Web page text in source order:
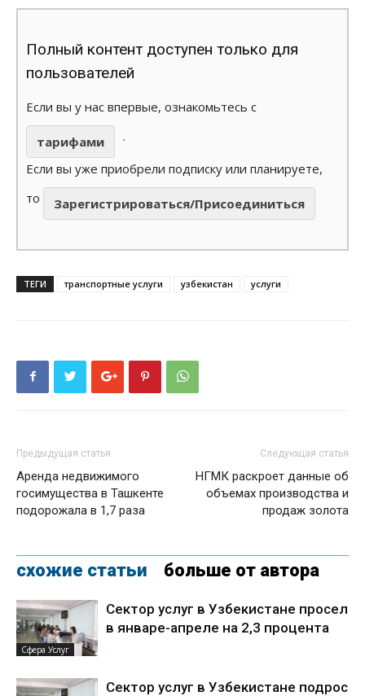
Полный контент доступен только для
пользователей
Если вы у нас впервые, ознакомьтесь с
тарифами
.
Если вы уже приобрели подписку или планируете,
то
Зарегистрироваться/Присоединиться
ТЕГИ транспортные услуги узбекистан услуги
Предыдущая статья
Аренда недвижимого
госимущества в Ташкенте
подорожала в 1,7 раза
Следующая статья
НГМК раскроет данные об
объемах производства и
продаж золота
схожие статьи больше от автора
Сфера Услуг
Сектор услуг в Узбекистане просел
в январе-апреле на 2,3 процента
Сектор услуг в Узбекистане подрос